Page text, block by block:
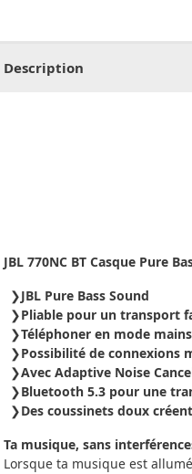
Description
JBL 770NC BT Casque Pure
JBL Pure Bass Sound
Pliable pour un transport
Téléphoner en mode
Possibilité de connexions
Avec Adaptive Noise
Bluetooth 5.3 pour une
Des coussinets doux
Ta musique, sans
Lorsque ta musique est